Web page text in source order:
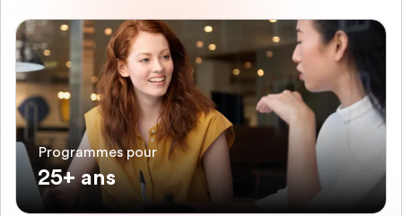
Programmes pour
25+ ans